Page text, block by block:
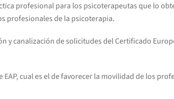
profesional para los psicoterapeutas que lo
profesionales de la psicoterapia.
y canalización de solicitudes del Certificado
cual es el de favorecer la movilidad de los